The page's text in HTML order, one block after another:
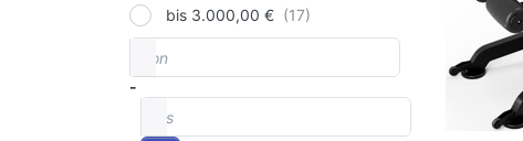
bis 3.000,00 €
Preisspanne
-